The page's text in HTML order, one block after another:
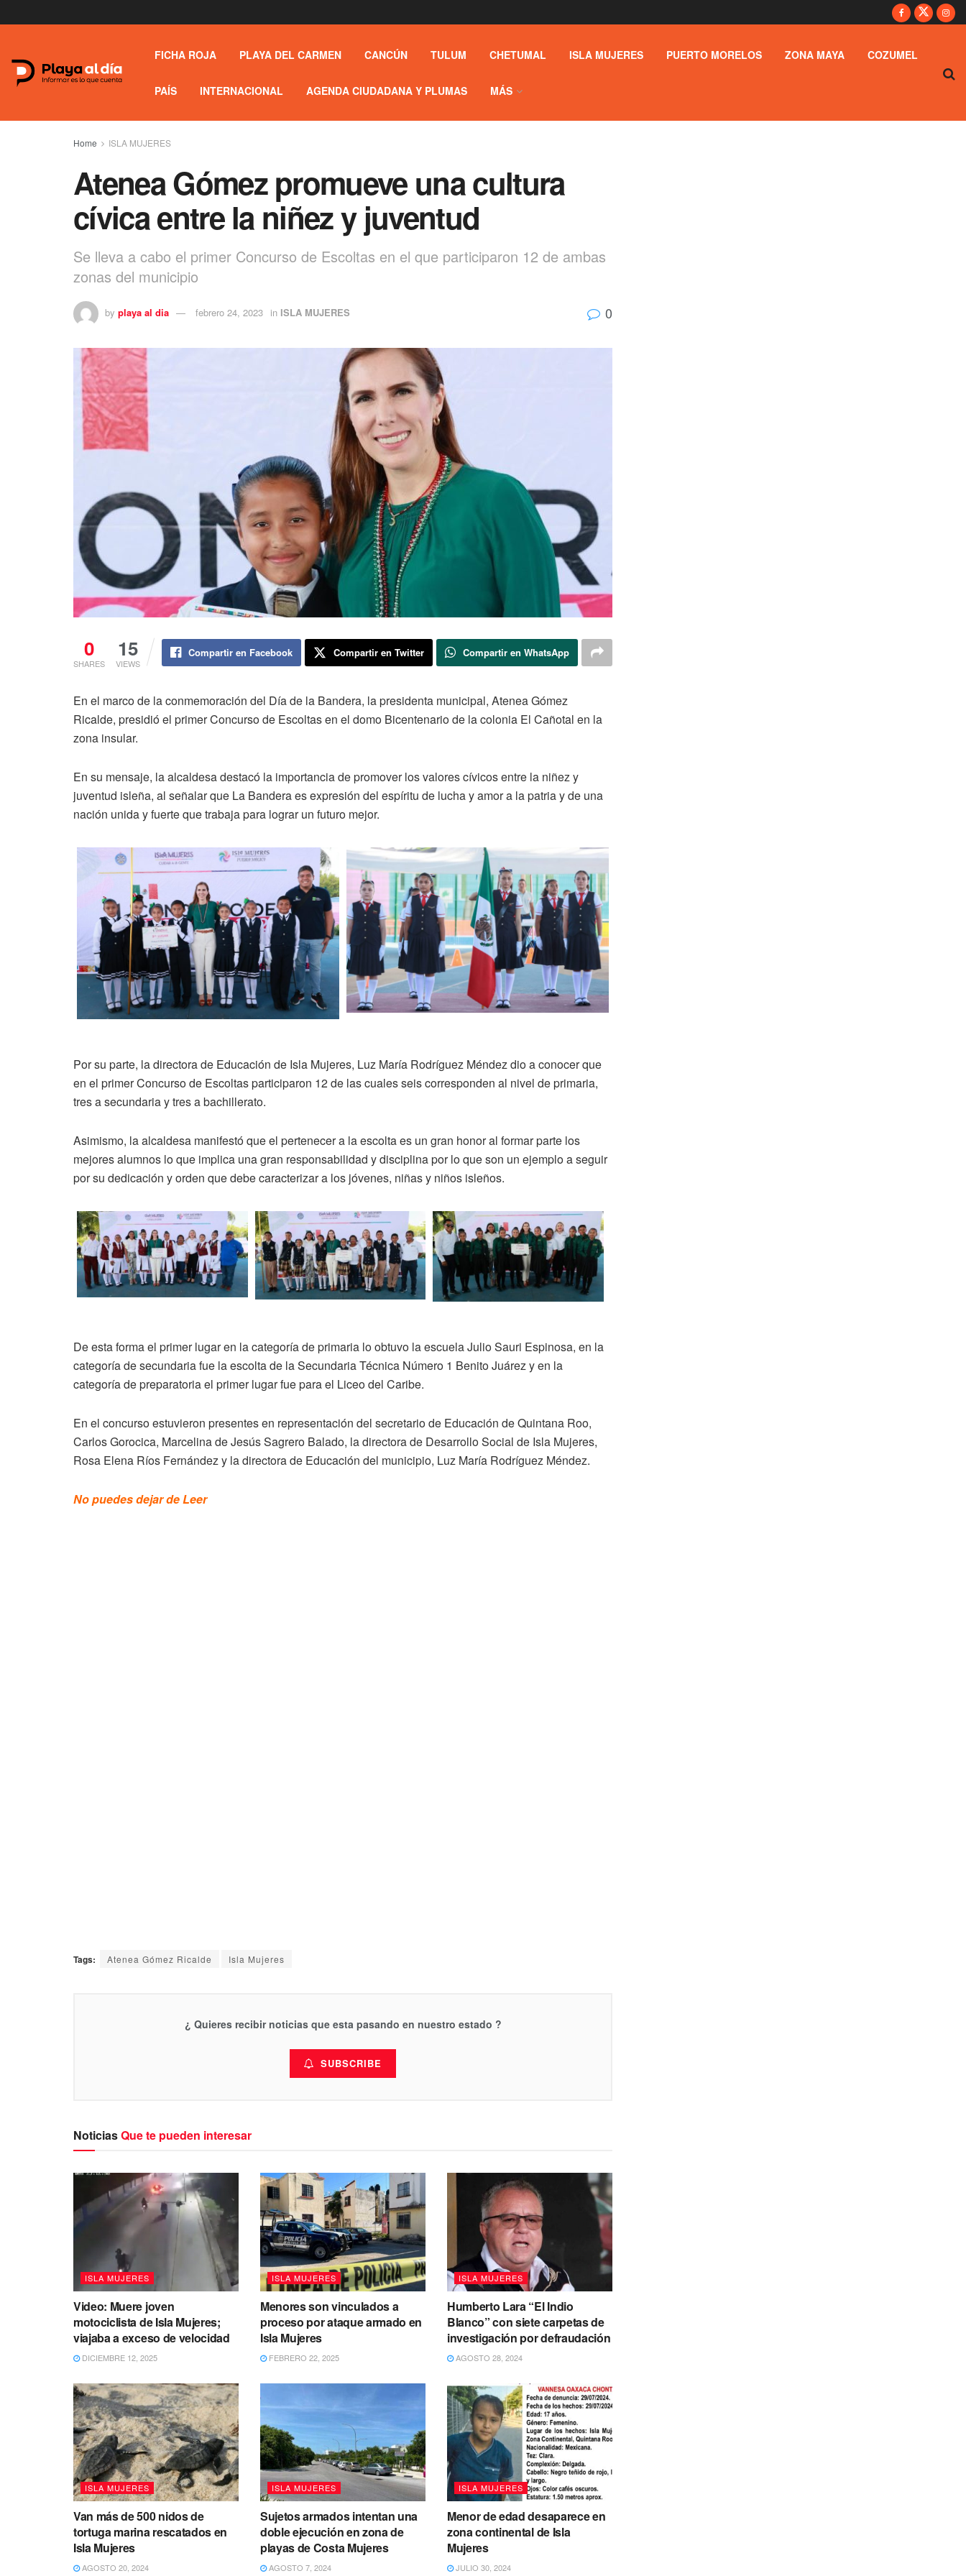
FICHA ROJA PLAYA DEL CARMEN CANCÚN TULUM CHETUMAL ISLA MUJERES PUERTO MORELOS ZONA MAYA COZUMEL
PAÍS INTERNACIONAL AGENDA CIUDADANA Y PLUMAS MÁS
Home ISLA MUJERES
Atenea Gómez promueve una cultura
cívica entre la niñez y juventud
Se lleva a cabo el primer Concurso de Escoltas en el que participaron 12 de ambas
zonas del municipio
by playa al dia febrero 24, 2023 in ISLA MUJERES 0
0
SHARES
15
VIEWS
Compartir en Facebook Compartir en Twitter Compartir en WhatsApp
En el marco de la conmemoración del Día de la Bandera, la presidenta municipal, Atenea Gómez
Ricalde, presidió el primer Concurso de Escoltas en el domo Bicentenario de la colonia El Cañotal en la
zona insular.
En su mensaje, la alcaldesa destacó la importancia de promover los valores cívicos entre la niñez y
juventud isleña, al señalar que La Bandera es expresión del espíritu de lucha y amor a la patria y de una
nación unida y fuerte que trabaja para lograr un futuro mejor.
Por su parte, la directora de Educación de Isla Mujeres, Luz María Rodríguez Méndez dio a conocer que
en el primer Concurso de Escoltas participaron 12 de las cuales seis corresponden al nivel de primaria,
tres a secundaria y tres a bachillerato.
Asimismo, la alcaldesa manifestó que el pertenecer a la escolta es un gran honor al formar parte los
mejores alumnos lo que implica una gran responsabilidad y disciplina por lo que son un ejemplo a seguir
por su dedicación y orden que debe caracterizar a los jóvenes, niñas y niños isleños.
De esta forma el primer lugar en la categoría de primaria lo obtuvo la escuela Julio Sauri Espinosa, en la
categoría de secundaria fue la escolta de la Secundaria Técnica Número 1 Benito Juárez y en la
categoría de preparatoria el primer lugar fue para el Liceo del Caribe.
En el concurso estuvieron presentes en representación del secretario de Educación de Quintana Roo,
Carlos Gorocica, Marcelina de Jesús Sagrero Balado, la directora de Desarrollo Social de Isla Mujeres,
Rosa Elena Ríos Fernández y la directora de Educación del municipio, Luz María Rodríguez Méndez.
No puedes dejar de Leer
Tags: Atenea Gómez Ricalde Isla Mujeres
¿ Quieres recibir noticias que esta pasando en nuestro estado ?
SUBSCRIBE
NoticiasQue te pueden interesar
ISLA MUJERES
Video: Muere joven
motociclista de Isla Mujeres;
viajaba a exceso de velocidad
DICIEMBRE 12, 2025
ISLA MUJERES
Menores son vinculados a
proceso por ataque armado en
Isla Mujeres
FEBRERO 22, 2025
ISLA MUJERES
Humberto Lara “El Indio
Blanco” con siete carpetas de
investigación por defraudación
AGOSTO 28, 2024
ISLA MUJERES
Van más de 500 nidos de
tortuga marina rescatados en
Isla Mujeres
AGOSTO 20, 2024
ISLA MUJERES
Sujetos armados intentan una
doble ejecución en zona de
playas de Costa Mujeres
AGOSTO 7, 2024
ISLA MUJERES
Menor de edad desaparece en
zona continental de Isla
Mujeres
JULIO 30, 2024